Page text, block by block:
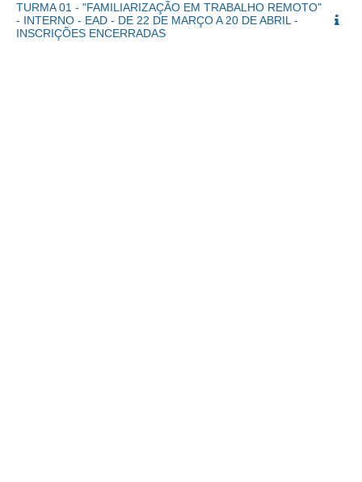
TURMA 01 - "FAMILIARIZAÇÃO EM TRABALHO REMOTO"
- INTERNO - EAD - DE 22 DE MARÇO A 20 DE ABRIL -
INSCRIÇÕES ENCERRADAS